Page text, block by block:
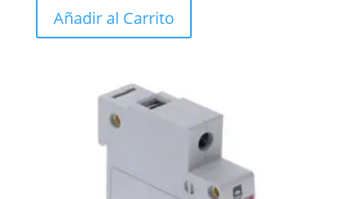
Añadir al Carrito